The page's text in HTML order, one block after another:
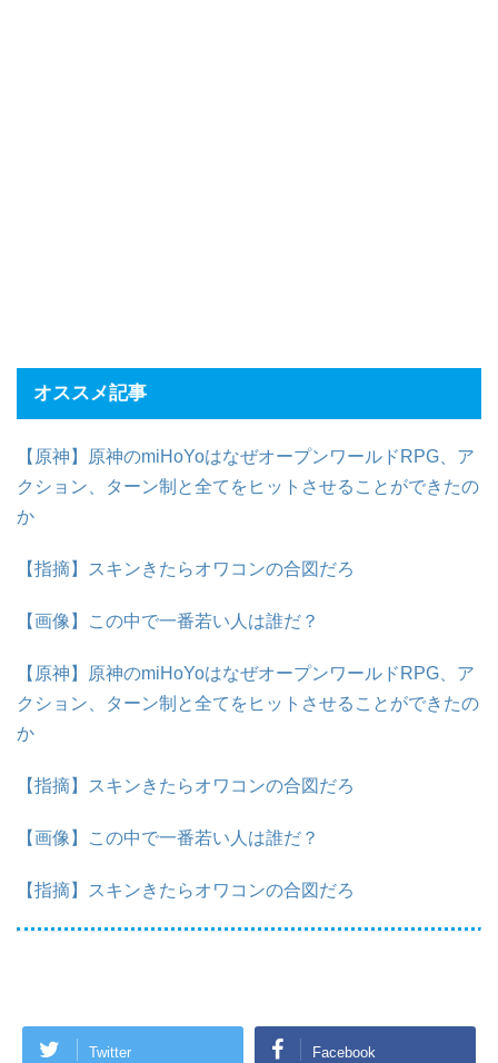
オススメ記事
【原神】原神のmiHoYoはなぜオープンワールドRPG、ア
クション、ターン制と全てをヒットさせることができたの
か
【指摘】スキンきたらオワコンの合図だろ
【画像】この中で一番若い人は誰だ？
【原神】原神のmiHoYoはなぜオープンワールドRPG、ア
クション、ターン制と全てをヒットさせることができたの
か
【指摘】スキンきたらオワコンの合図だろ
【画像】この中で一番若い人は誰だ？
【指摘】スキンきたらオワコンの合図だろ
Twitter Facebook